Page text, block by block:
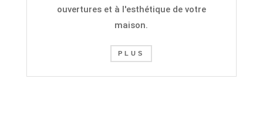
ouvertures et à l'esthétique de votre
maison.
PLUS